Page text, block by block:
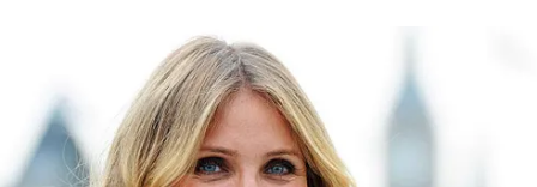
CONCORSI
EVENTI